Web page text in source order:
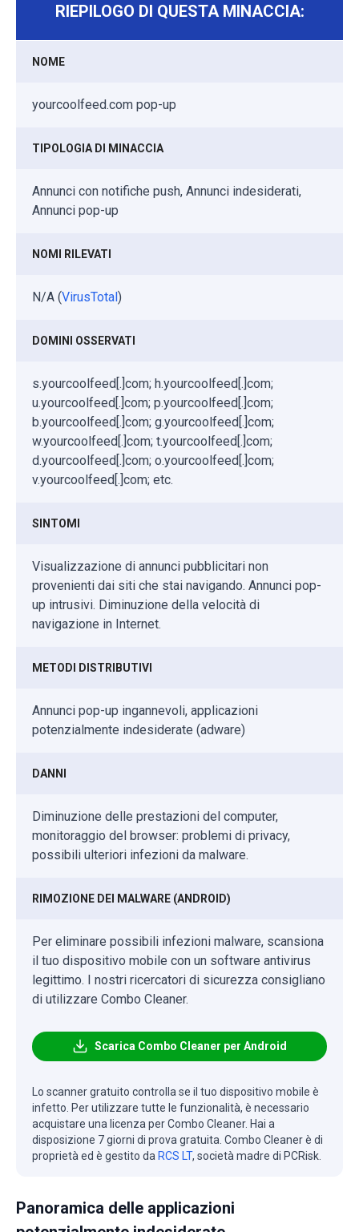
RIEPILOGO DI QUESTA MINACCIA:
NOME
yourcoolfeed.com pop-up
TIPOLOGIA DI MINACCIA
Annunci con notifiche push, Annunci indesiderati,
Annunci pop-up
NOMI RILEVATI
N/A (VirusTotal)
DOMINI OSSERVATI
s.yourcoolfeed[.]com; h.yourcoolfeed[.]com;
u.yourcoolfeed[.]com; p.yourcoolfeed[.]com;
b.yourcoolfeed[.]com; g.yourcoolfeed[.]com;
w.yourcoolfeed[.]com; t.yourcoolfeed[.]com;
d.yourcoolfeed[.]com; o.yourcoolfeed[.]com;
v.yourcoolfeed[.]com; etc.
SINTOMI
Visualizzazione di annunci pubblicitari non
provenienti dai siti che stai navigando. Annunci pop-
up intrusivi. Diminuzione della velocità di
navigazione in Internet.
METODI DISTRIBUTIVI
Annunci pop-up ingannevoli, applicazioni
potenzialmente indesiderate (adware)
DANNI
Diminuzione delle prestazioni del computer,
monitoraggio del browser: problemi di privacy,
possibili ulteriori infezioni da malware.
RIMOZIONE DEI MALWARE (ANDROID)
Per eliminare possibili infezioni malware, scansiona
il tuo dispositivo mobile con un software antivirus
legittimo. I nostri ricercatori di sicurezza consigliano
di utilizzare Combo Cleaner.
Scarica Combo Cleaner per Android
Lo scanner gratuito controlla se il tuo dispositivo mobile è
infetto. Per utilizzare tutte le funzionalità, è necessario
acquistare una licenza per Combo Cleaner. Hai a
disposizione 7 giorni di prova gratuita. Combo Cleaner è di
proprietà ed è gestito da RCS LT, società madre di PCRisk.
Panoramica delle applicazioni